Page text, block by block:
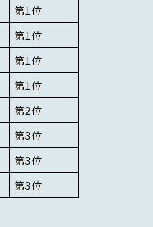
第１位
第１位
第１位
第１位
第２位
第３位
第３位
第３位